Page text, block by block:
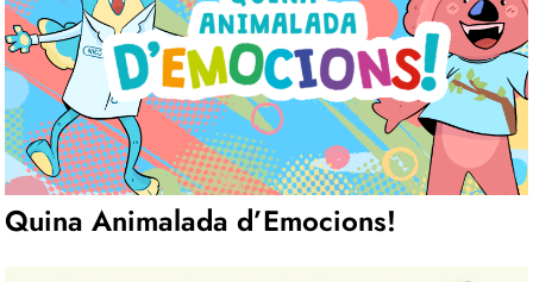
Quina Animalada d’Emocions!